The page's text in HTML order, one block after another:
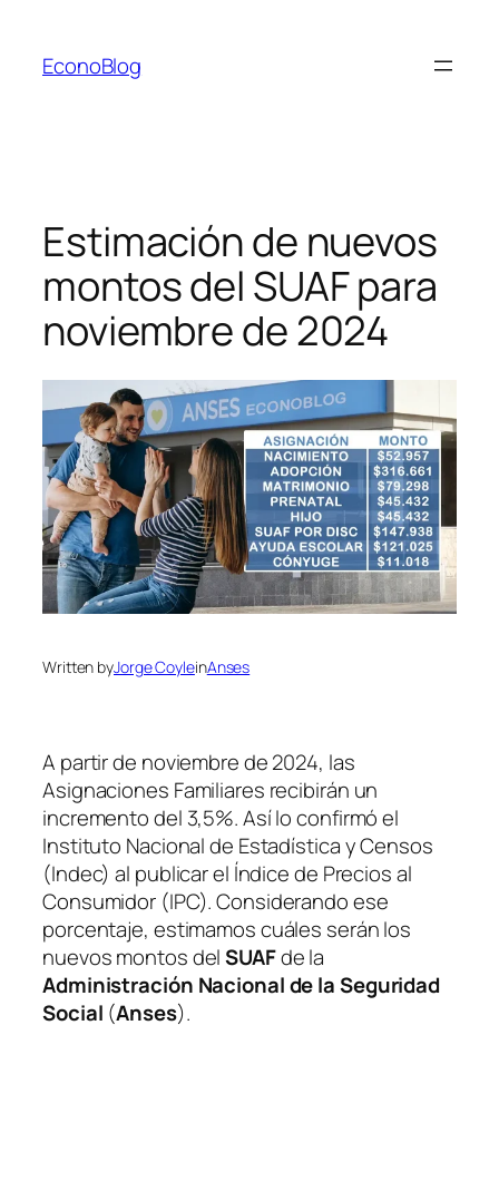
contenido
EconoBlog
Estimación de nuevos
montos del SUAF para
noviembre de 2024
Written byJorge CoyleinAnses
A partir de noviembre de 2024, las
Asignaciones Familiares recibirán un
incremento del 3,5%. Así lo confirmó el
Instituto Nacional de Estadística y Censos
(Indec) al publicar el Índice de Precios al
Consumidor (IPC). Considerando ese
porcentaje, estimamos cuáles serán los
nuevos montos delSUAFde la
Administración Nacional de la Seguridad
Social (Anses).